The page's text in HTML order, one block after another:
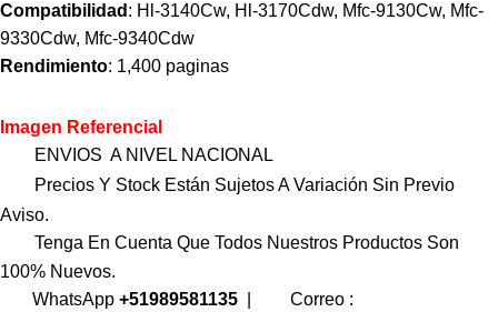
Compatibilidad : Hl-3140Cw, Hl-3170Cdw, Mfc-9130Cw, Mfc-
9330Cdw, Mfc-9340Cdw
Rendimiento: 1,400 paginas
Imagen Referencial
ENVIOS A NIVEL NACIONAL
Precios Y Stock Están Sujetos A Variación Sin Previo
Aviso.
Tenga En Cuenta Que Todos Nuestros Productos Son
100% Nuevos.
WhatsApp +51989581135
Correo :